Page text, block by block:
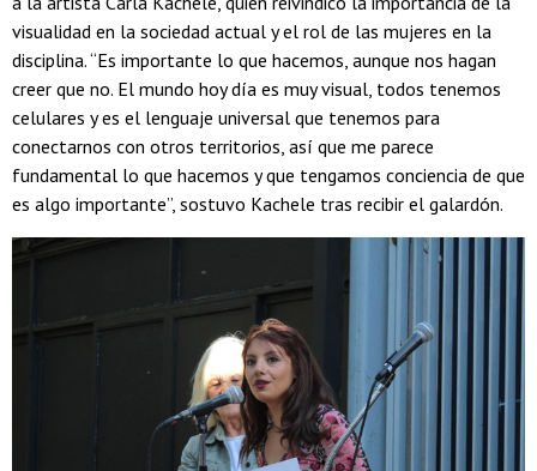
visualidad en la sociedad actual y el rol de las mujeres en la
disciplina. “Es importante lo que hacemos, aunque nos hagan
creer que no. El mundo hoy día es muy visual, todos tenemos
celulares y es el lenguaje universal que tenemos para
conectarnos con otros territorios, así que me parece
fundamental lo que hacemos y que tengamos conciencia de que
es algo importante”, sostuvo Kachele tras recibir el galardón.